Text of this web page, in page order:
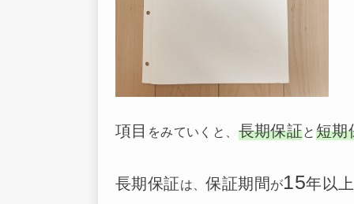
項目 をみていくと、 長期保証と 短期
長期保証は、保証期間 が15年以上